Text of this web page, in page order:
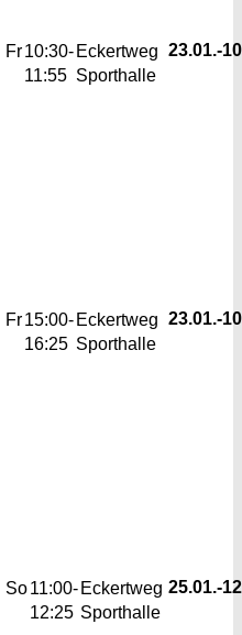
Fr10:30-
11:55
Eckertweg
Sporthalle
23.01.-
Fr15:00-
16:25
Eckertweg
Sporthalle
23.01.-
So11:00-
12:25
Eckertweg
Sporthalle
25.01.-